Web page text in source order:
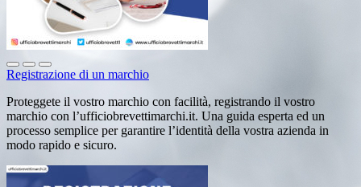
Registrazione di un marchio
Proteggete il vostro marchio con facilità, registrando il vostro
marchio con l’ufficiobrevettimarchi.it. Una guida esperta ed un
processo semplice per garantire l’identità della vostra azienda in
modo rapido e sicuro.